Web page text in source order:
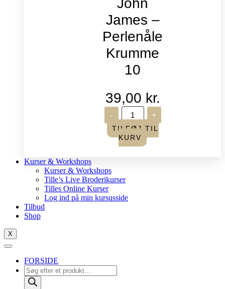
John
James –
Perlenåle
Krumme
10
39,00 kr.
-
John
James
-
Perlenåle
Krumme
+
TILFØJ TIL
KURV
Kurser & Workshops
Kurser & Workshops
Tille’s Live Broderikurser
Tilles Online Kurser
Log ind på min kursusside
Tilbud
Shop
X
FORSIDE
Products
search